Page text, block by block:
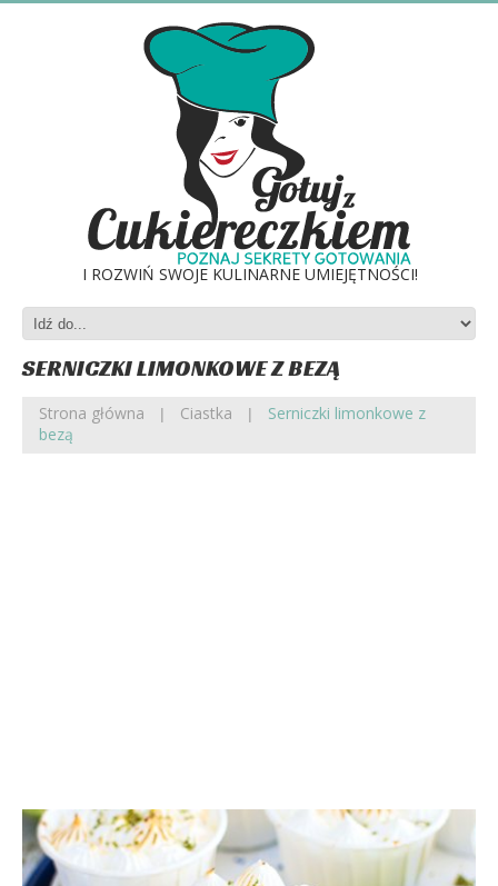
I ROZWIŃ SWOJE KULINARNE UMIEJĘTNOŚCI!
SERNICZKI LIMONKOWE Z BEZĄ
Strona główna Ciastka
Serniczki limonkowe z
bezą